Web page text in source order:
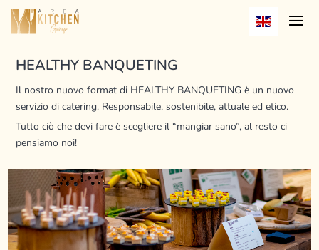
HEALTHY BANQUETING
Il nostro nuovo format di HEALTHY BANQUETING è un nuovo
servizio di catering. Responsabile, sostenibile, attuale ed etico.
Tutto ciò che devi fare è scegliere il “mangiar sano”, al resto ci
pensiamo noi!